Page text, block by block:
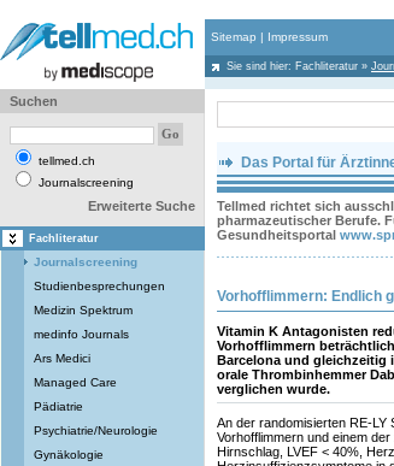
Sitemap | Impressum
Sie sind hier: Fachliteratur »
Suchen
tellmed.ch
Journalscreening
Erweiterte Suche
Fachliteratur
Journalscreening
Studienbesprechungen
Medizin Spektrum
medinfo Journals
Ars Medici
Managed Care
Pädiatrie
Psychiatrie/Neurologie
Gynäkologie
Das Portal für
Tellmed richtet sich
pharmazeutischer Berufe.
Gesundheitsportal
Vorhofflimmern: Endlich
Vitamin K Antagonisten
Vorhofflimmern
Barcelona und gleichzeitig
orale Thrombinhemmer
verglichen wurde.
An der randomisierten RE-LY
Vorhofflimmern und einem
Hirnschlag, LVEF < 40%,